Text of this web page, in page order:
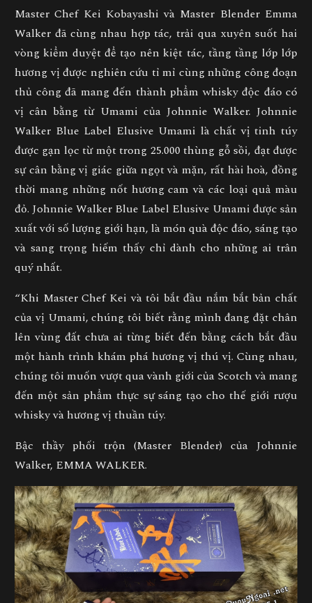
Master Chef Kei Kobayashi và Master Blender Emma
Walker đã cùng nhau hợp tác, trải qua xuyên suốt hai
vòng kiểm duyệt để tạo nên kiệt tác, tầng tầng lớp lớp
hương vị được nghiên cứu tỉ mỉ cùng những công đoạn
thủ công đã mang đến thành phẩm whisky độc đáo có
vị cân bằng từ Umami của Johnnie Walker. Johnnie
Walker Blue Label Elusive Umami là chất vị tinh túy
được gạn lọc từ một trong 25.000 thùng gỗ sồi, đạt được
sự cân bằng vị giác giữa ngọt và mặn, rất hài hoà, đồng
thời mang những nốt hương cam và các loại quả màu
đỏ. Johnnie Walker Blue Label Elusive Umami được sản
xuất với số lượng giới hạn, là món quà độc đáo, sáng tạo
và sang trọng hiếm thấy chỉ dành cho những ai trân
quý nhất.
“Khi Master Chef Kei và tôi bắt đầu nắm bắt bản chất
của vị Umami, chúng tôi biết rằng mình đang đặt chân
lên vùng đất chưa ai từng biết đến bằng cách bắt đầu
một hành trình khám phá hương vị thú vị. Cùng nhau,
chúng tôi muốn vượt qua vành giới của Scotch và mang
đến một sản phẩm thực sự sáng tạo cho thế giới rượu
whisky và hương vị thuần túy.
Bậc thầy phối trộn (Master Blender) của Johnnie
Walker, EMMA WALKER.